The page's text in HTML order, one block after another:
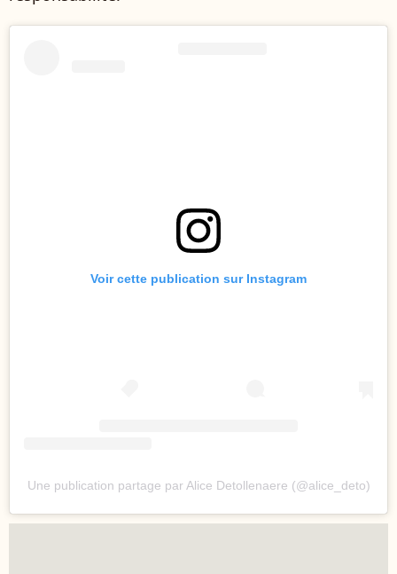
Voir cette publication sur Instagram
Une publication partage par Alice Detollenaere (@alice_deto)